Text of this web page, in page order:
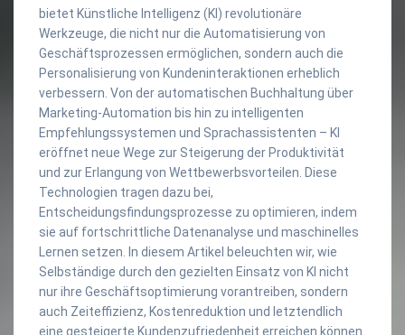
bietet Künstliche Intelligenz (KI) revolutionäre
Werkzeuge, die nicht nur die Automatisierung von
Geschäftsprozessen ermöglichen, sondern auch die
Personalisierung von Kundeninteraktionen erheblich
verbessern. Von der automatischen Buchhaltung über
Marketing-Automation bis hin zu intelligenten
Empfehlungssystemen und Sprachassistenten – KI
eröffnet neue Wege zur Steigerung der Produktivität
und zur Erlangung von Wettbewerbsvorteilen. Diese
Technologien tragen dazu bei,
Entscheidungsfindungsprozesse zu optimieren, indem
sie auf fortschrittliche Datenanalyse und maschinelles
Lernen setzen. In diesem Artikel beleuchten wir, wie
Selbständige durch den gezielten Einsatz von KI nicht
nur ihre Geschäftsoptimierung vorantreiben, sondern
auch Zeiteffizienz, Kostenreduktion und letztendlich
eine gesteigerte Kundenzufriedenheit erreichen können.